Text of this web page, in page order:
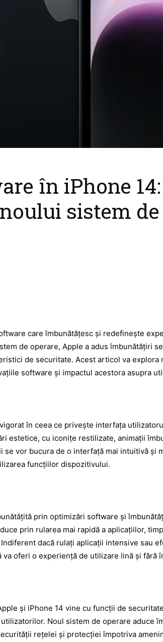
în iPhone 14:
sistem de
care îmbunătățesc și redefinește
de operare, Apple a adus îmbunătățiri
de securitate. Acest articol va explora
software și impactul acestora asupra
în ceea ce privește interfața
estetice, cu iconițe restilizate, animații
vor bucura de o interfață mai intuitivă și
funcțiilor dispozitivului.
prin optimizări software și
prin rularea mai rapidă a aplicațiilor,
dacă rulați aplicații intensive sau
va oferi o experiență de utilizare lină și fără
și iPhone 14 vine cu funcții de
Noul sistem de operare aduce
rețelei și protecției împotriva